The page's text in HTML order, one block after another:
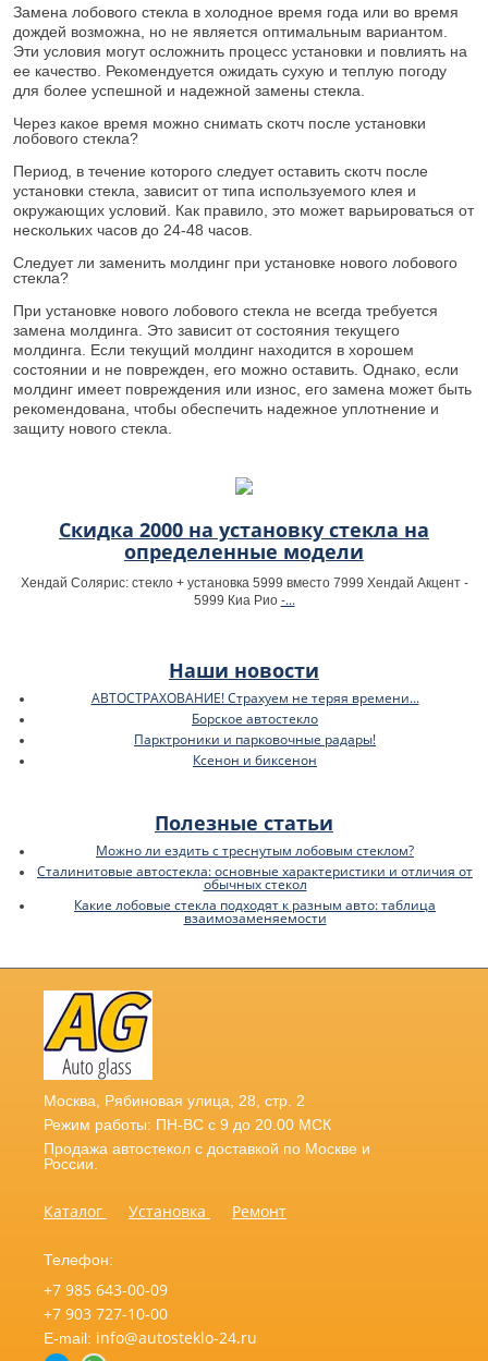
Замена лобового стекла в холодное время года или во время
дождей возможна, но не является оптимальным вариантом.
Эти условия могут осложнить процесс установки и повлиять на
ее качество. Рекомендуется ожидать сухую и теплую погоду
для более успешной и надежной замены стекла.
Через какое время можно снимать скотч после установки
лобового стекла?
Период, в течение которого следует оставить скотч после
установки стекла, зависит от типа используемого клея и
окружающих условий. Как правило, это может варьироваться от
нескольких часов до 24-48 часов.
Следует ли заменить молдинг при установке нового лобового
стекла?
При установке нового лобового стекла не всегда требуется
замена молдинга. Это зависит от состояния текущего
молдинга. Если текущий молдинг находится в хорошем
состоянии и не поврежден, его можно оставить. Однако, если
молдинг имеет повреждения или износ, его замена может быть
рекомендована, чтобы обеспечить надежное уплотнение и
защиту нового стекла.
Скидка 2000 на установку стекла на
определенные модели
Хендай Солярис: стекло + установка 5999 вместо 7999 Хендай Акцент -
5999 Киа Рио -...
Наши новости
АВТОСТРАХОВАНИЕ! Страхуем не теряя времени...
Борское автостекло
Парктроники и парковочные радары!
Ксенон и биксенон
Полезные статьи
Можно ли ездить с треснутым лобовым стеклом?
Сталинитовые автостекла: основные характеристики и отличия от
обычных стекол
Какие лобовые стекла подходят к разным авто: таблица
взаимозаменяемости
Москва, Рябиновая улица, 28, стр. 2
Режим работы: ПН-ВС с 9 до 20.00 МСК
Продажа автостекол с доставкой по Москве и
России.
Каталог Установка Ремонт
Телефон:
+7 985 643-00-09
+7 903 727-10-00
E-mail: info@autosteklo-24.ru